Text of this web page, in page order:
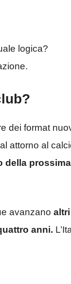
logica?
dei format
attorno al
della prossima
avanzano altri
anni.